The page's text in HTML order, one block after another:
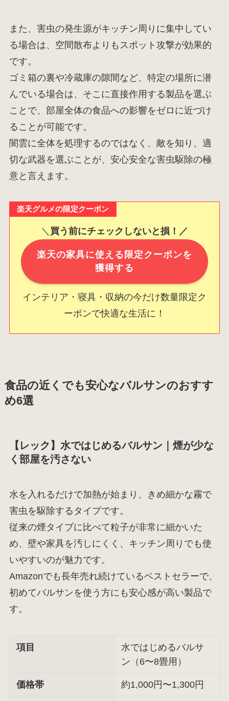
また、害虫の発生源がキッチン周りに集中してい
る場合は、空間散布よりもスポット攻撃が効果的
です。
ゴミ箱の裏や冷蔵庫の隙間など、特定の場所に潜
んでいる場合は、そこに直接作用する製品を選ぶ
ことで、部屋全体の食品への影響をゼロに近づけ
ることが可能です。
闇雲に全体を処理するのではなく、敵を知り、適
切な武器を選ぶことが、安心安全な害虫駆除の極
意と言えます。
楽天グルメの限定クーポン
＼ 買う前にチェックしないと損！／
楽天の家具に使える限定クーポンを
獲得する
インテリア・寝具・収納の今だけ数量限定ク
ーポンで快適な生活に！
食品の近くでも安心なバルサンのおすす
め6選
【レック】水ではじめるバルサン｜煙が少な
く部屋を汚さない
水を入れるだけで加熱が始まり、きめ細かな霧で
害虫を駆除するタイプです。
従来の煙タイプに比べて粒子が非常に細かいた
め、壁や家具を汚しにくく、キッチン周りでも使
いやすいのが魅力です。
Amazonでも長年売れ続けているベストセラーで、
初めてバルサンを使う方にも安心感が高い製品で
す。
項目
水ではじめるバルサ
ン（6〜8畳用）
価格帯 約1,000円〜1,300円